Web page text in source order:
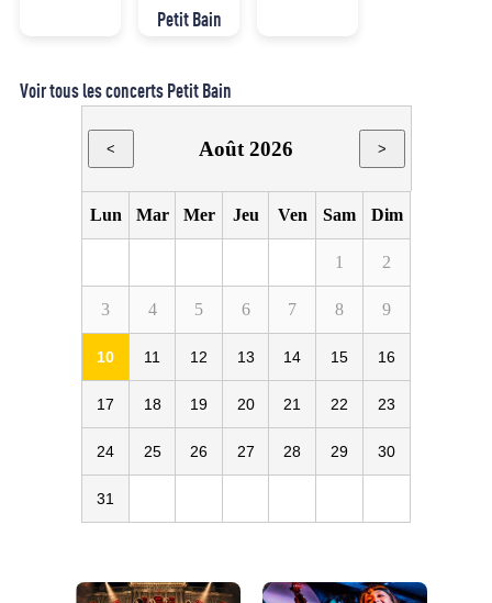
Petit Bain
Voir tous les concerts Petit Bain
< Août 2026 >
Lun Mar Mer Jeu Ven Sam Dim
1 2
3 4 5 6 7 8 9
10 11 12 13 14 15 16
17 18 19 20 21 22 23
24 25 26 27 28 29 30
31